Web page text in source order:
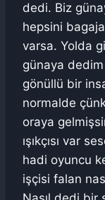
dedi. Biz
hepsini
varsa. Yolda
günaya
gönüllü bir
normalde
oraya
ışıkçısı var
hadi oyuncu
işçisi falan